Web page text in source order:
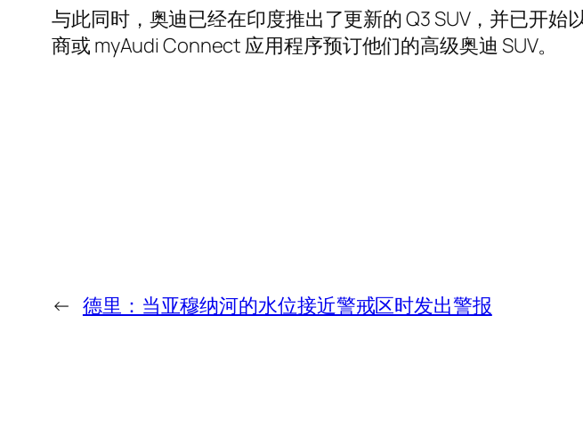
与此同时，奥迪已经在印度推出了更新的 Q3 SUV，并已开
商或 myAudi Connect 应用程序预订他们的高级奥迪 SUV。
← 德里：当亚穆纳河的水位接近警戒区时发出警报